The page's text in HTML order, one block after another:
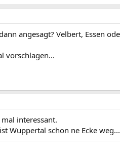
angesagt? Velbert, Essen
vorschlagen...
interessant.
Wuppertal schon ne Ecke